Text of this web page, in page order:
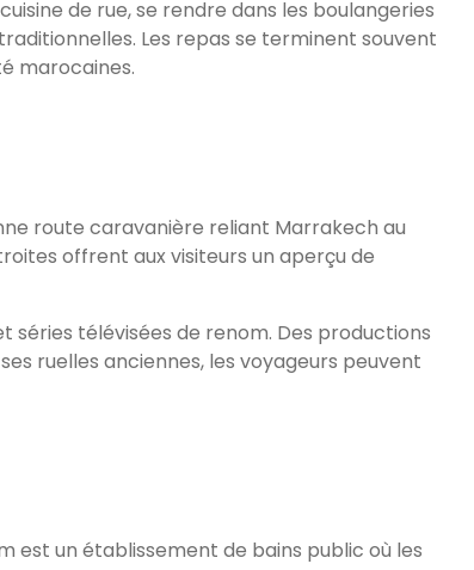
de rue, se rendre dans les boulangeries
Les repas se terminent souvent
marocaines.
route caravanière reliant Marrakech au
offrent aux visiteurs un aperçu de
séries télévisées de renom. Des productions
ruelles anciennes, les voyageurs peuvent
est un établissement de bains public où les